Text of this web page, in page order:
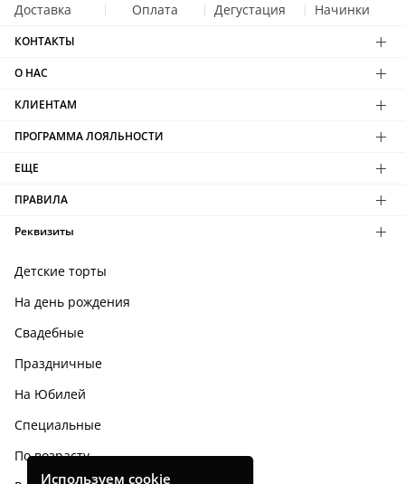
Доставка Оплата Дегустация Начинки
КОНТАКТЫ
О НАС
КЛИЕНТАМ
ПРОГРАММА ЛОЯЛЬНОСТИ
ЕЩЕ
ПРАВИЛА
Реквизиты
Детские торты
На день рождения
Свадебные
Праздничные
На Юбилей
Специальные
По возрасту
Используем cookie